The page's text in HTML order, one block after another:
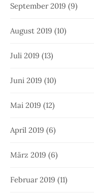
September 2019 (9)
August 2019 (10)
Juli 2019 (13)
Juni 2019 (10)
Mai 2019 (12)
April 2019 (6)
März 2019 (6)
Februar 2019 (11)